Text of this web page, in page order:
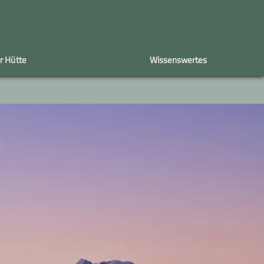
Berggeist
Bergmomente
Hütte Wissenswertes
Bergsteigerdörfer